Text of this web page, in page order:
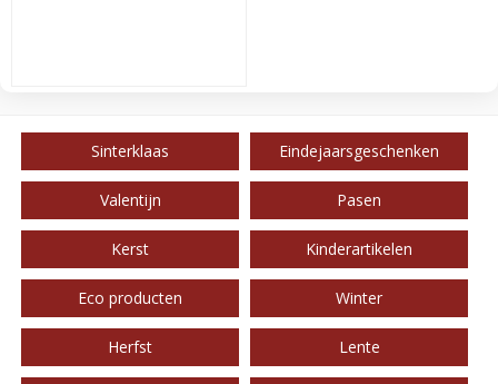
Sinterklaas Eindejaarsgeschenken
Valentijn Pasen
Kerst Kinderartikelen
Eco producten Winter
Herfst Lente